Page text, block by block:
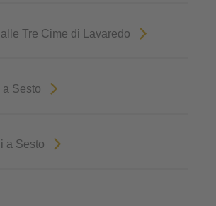
Tre Cime di Lavaredo
a Sesto
a Sesto